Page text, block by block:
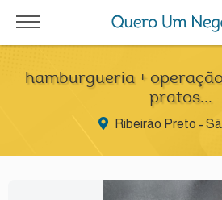
hamburgueria +
pratos...
Ribeirão Preto -